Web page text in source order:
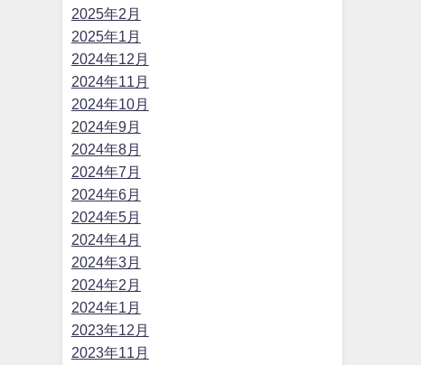
2025年2月
2025年1月
2024年12月
2024年11月
2024年10月
2024年9月
2024年8月
2024年7月
2024年6月
2024年5月
2024年4月
2024年3月
2024年2月
2024年1月
2023年12月
2023年11月